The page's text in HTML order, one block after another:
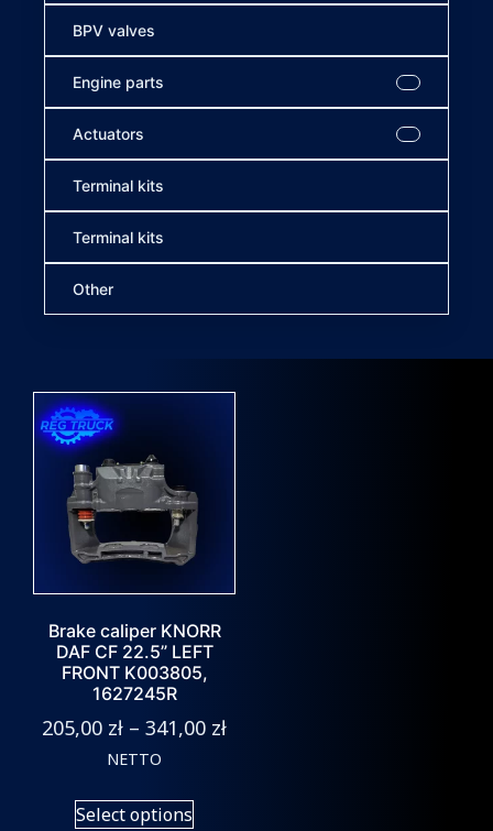
BPV valves
Engine parts
Actuators
Terminal kits
Terminal kits
Other
Brake caliper KNORR
DAF CF 22.5” LEFT
FRONT K003805,
1627245R
205,00 zł – 341,00 zł
NETTO
Select options